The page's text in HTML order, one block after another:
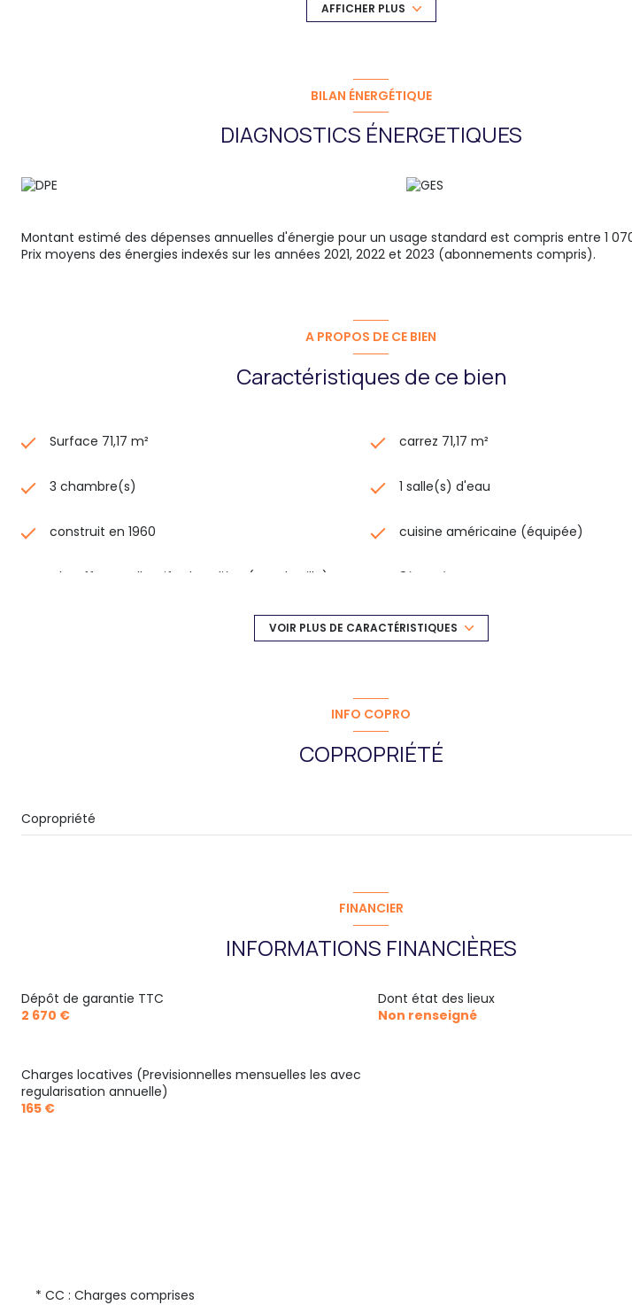
AFFICHER PLUS
BILAN ÉNERGÉTIQUE
DIAGNOSTICS ÉNERGETIQUES
Montant estimé des dépenses annuelles d'énergie pour un usage standard est compris entre 1
Prix moyens des énergies indexés sur les années 2021, 2022 et 2023 (abonnements compris).
A PROPOS DE CE BIEN
Caractéristiques de ce bien
Surface 71,17 m² carrez 71,17 m²
3 chambre(s) 1 salle(s) d'eau
construit en 1960 cuisine américaine (équipée)
Chauffage collectif : chaudière (gaz de ville) 8ème étage
ascenseur
quartier Compans / Arnaud Bernard ,
VOIR PLUS DE CARACTÉRISTIQUES
INFO COPRO
COPROPRIÉTÉ
Copropriété
FINANCIER
INFORMATIONS FINANCIÈRES
Dont état des lieux
Non renseigné
Dépôt de garantie TTC
2 670 €
Charges locatives (Previsionnelles mensuelles les avec
regularisation annuelle)
165 €
* CC : Charges comprises